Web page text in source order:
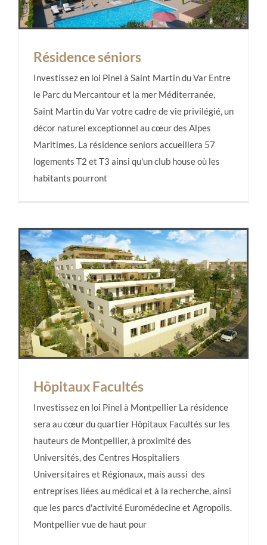
Résidence séniors
Résidence séniors
Investissez en loi Pinel à Saint Martin du Var Entre
le Parc du Mercantour et la mer Méditerranée,
Saint Martin du Var votre cadre de vie privilégié, un
décor naturel exceptionnel au cœur des Alpes
Maritimes. La résidence seniors accueillera 57
logements T2 et T3 ainsi qu'un club house où les
habitants pourront
Hôpitaux Facultés
Hôpitaux Facultés
Investissez en loi Pinel à Montpellier La résidence
sera au cœur du quartier Hôpitaux Facultés sur les
hauteurs de Montpellier, à proximité des
Universités, des Centres Hospitaliers
Universitaires et Régionaux, mais aussi des
entreprises liées au médical et à la recherche, ainsi
que les parcs d'activité Euromédecine et Agropolis.
Montpellier vue de haut pour